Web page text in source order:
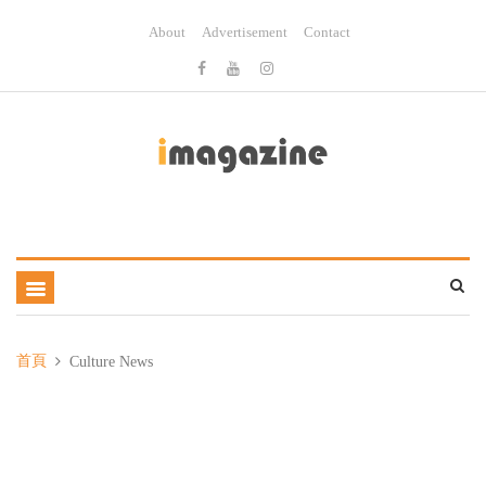
About Advertisement Contact
首頁 Culture News